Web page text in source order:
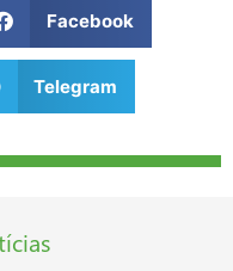
Facebook
Telegram